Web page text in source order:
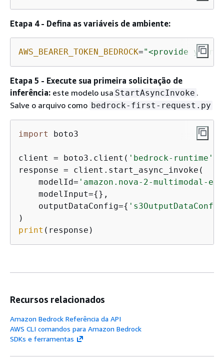
Etapa 4 - Defina as variáveis de ambiente:
AWS_BEARER_TOKEN_BEDROCK="<provide your
Etapa 5 - Execute sua primeira solicitação de
inferência: este modelo usa StartAsyncInvoke .
Salve o arquivo como bedrock-first-request.py
import boto3
client = boto3.client( 'bedrock-runtime'
response = client.start_async_invoke(
    modelId=
'amazon.nova-2-multimodal-
    modelInput=
{},
    outputDataConfig=
{
print (response)
Recursos relacionados
Amazon Bedrock Referência da API
AWS CLI comandos para Amazon Bedrock
SDKs e ferramentas